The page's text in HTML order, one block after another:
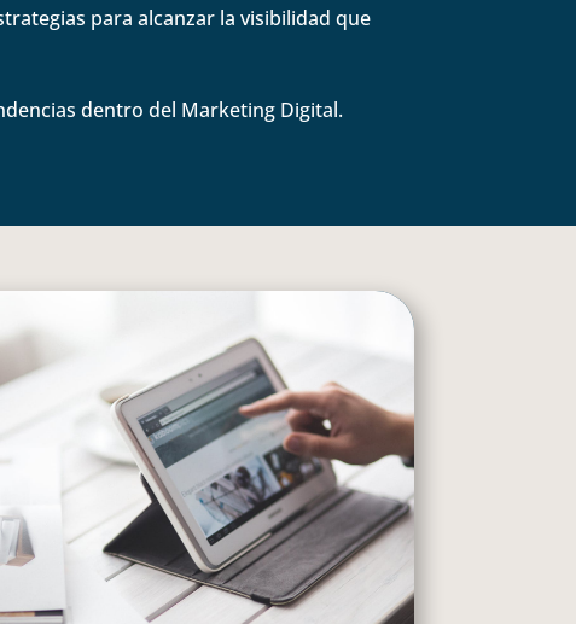
para alcanzar la visibilidad que
dentro del Marketing Digital.